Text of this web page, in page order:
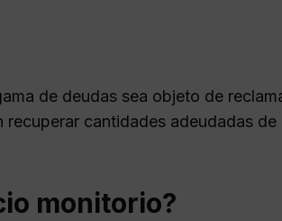
de deudas sea objeto de
cantidades adeudadas de
monitorio?